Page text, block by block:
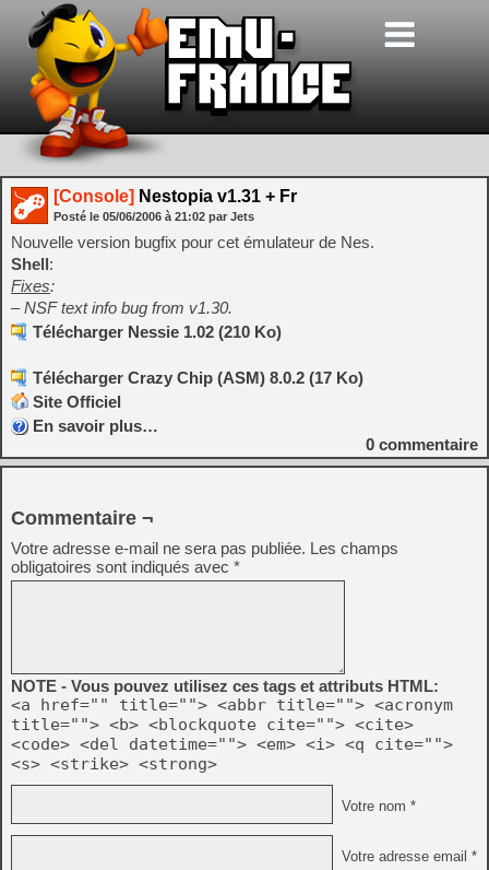
[Console] Nestopia v1.31 + Fr
Posté le 05/06/2006 à 21:02 par Jets
Nouvelle version bugfix pour cet émulateur de Nes.
Shell:
Fixes:
– NSF text info bug from v1.30.
Télécharger Nessie 1.02 (210 Ko)
Télécharger Crazy Chip (ASM) 8.0.2 (17 Ko)
Site Officiel
En savoir plus…
0 commentaire
Commentaire ¬
Votre adresse e-mail ne sera pas publiée. Les champs
obligatoires sont indiqués avec *
NOTE - Vous pouvez utilisez ces tags et attributs HTML:
<a href="" title=""> <abbr title=""> <acronym
title=""> <b> <blockquote cite=""> <cite>
<code> <del datetime=""> <em> <i> <q cite="">
<s> <strike> <strong>
Votre nom *
Votre adresse email *